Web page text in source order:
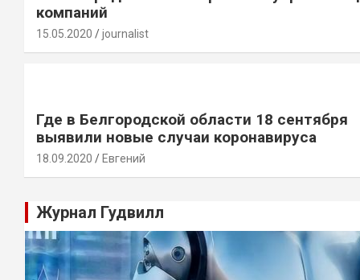
компаний
15.05.2020 journalist
Где в Белгородской области 18 сентября
выявили новые случаи коронавируса
18.09.2020 Евгений
Журнал Гудвилл